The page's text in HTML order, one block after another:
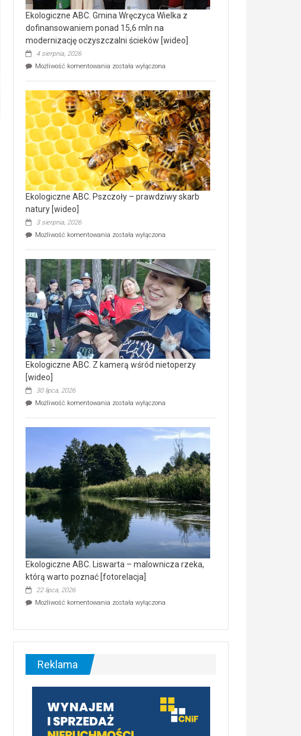
Ekologiczne ABC. Gmina Wręczyca Wielka z
dofinansowaniem ponad 15,6 mln na
modernizację oczyszczalni ścieków [wideo]
4 sierpnia, 2026
Możliwość komentowania Ekologiczne
Wręczyca
Wielka
z
dofinansowaniem
ponad
15,6
mln
na
modernizację
oczyszczalni
ścieków
[wideo]
została wyłączona
Ekologiczne ABC. Pszczoły – prawdziwy skarb
natury [wideo]
3 sierpnia, 2026
Możliwość komentowania Ekologiczne
–
prawdziwy
skarb
natury
[wideo]
została wyłączona
Ekologiczne ABC. Z kamerą wśród nietoperzy
[wideo]
30 lipca, 2026
Możliwość komentowania Ekologiczne
wśród
nietoperzy
[wideo]
została wyłączona
Ekologiczne ABC. Liswarta – malownicza rzeka,
którą warto poznać [fotorelacja]
22 lipca, 2026
Możliwość komentowania Ekologiczne
–
malownicza
[fotorelacja]
została wyłączona
Reklama